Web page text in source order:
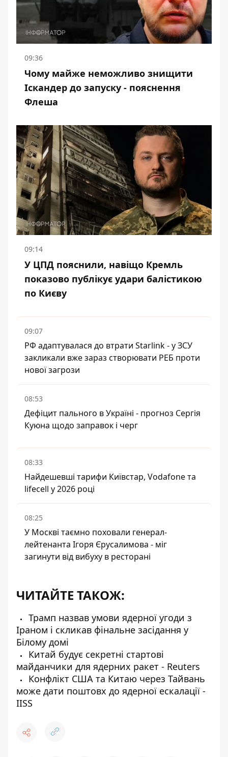
09:36
Чому майже неможливо знищити
Іскандер до запуску - пояснення
Флеша
09:14
У ЦПД пояснили, навіщо Кремль
показово публікує удари балістикою
по Києву
09:07
РФ адаптувалася до втрати Starlink - у ЗСУ
закликали вже зараз створювати РЕБ проти
нової загрози
08:53
Дефіцит пального в Україні - прогноз Сергія
Куюна щодо заправок і черг
08:33
Найдешевші тарифи Київстар, Vodafone та
lifecell у 2026 році
08:25
У Москві таємно поховали генерал-
лейтенанта Ігоря Єрусалимова - міг
загинути від вибуху в ресторані
ЧИТАЙТЕ ТАКОЖ:
Трамп назвав умови ядерної угоди з
Іраном і скликав фінальне засідання у
Білому домі
Китай будує секретні стартові
майданчики для ядерних ракет - Reuters
Конфлікт США та Китаю через Тайвань
може дати поштовх до ядерної ескалації -
IISS